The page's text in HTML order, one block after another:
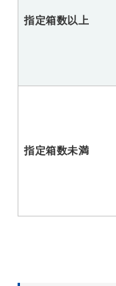
指定箱数以上
指定箱数未満